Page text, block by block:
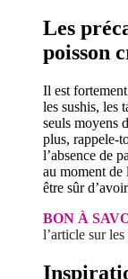
Les
poisson
Il est
les sushis, les
seuls moyens
plus, rappele-
l’absence de
au moment de
être sûr
BON À
l’article sur les